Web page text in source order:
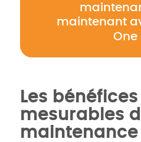
maintenant
One
Les bénéfices
mesurables